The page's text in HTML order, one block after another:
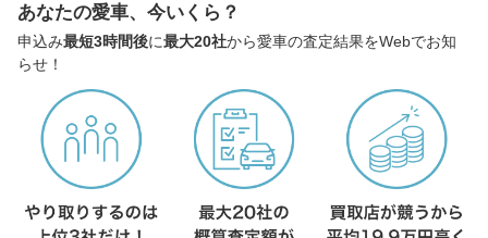
あなたの愛車、今いくら？
申込み最短3時間後に最大20社から愛車の査定結果をWebでお知
らせ！